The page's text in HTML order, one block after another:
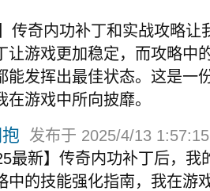
传奇内功补丁和实战攻略
让游戏更加稳定，而攻略中
能发挥出最佳状态。这是一
在游戏中所向披靡。
发布于 2025/4/13
最新】传奇内功补丁后，我
中的技能强化指南，我在游